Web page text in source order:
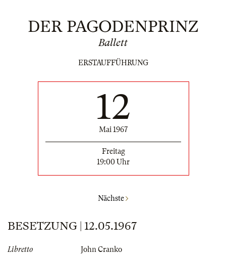
DER PAGODENPRINZ
Ballett
ERSTAUFFÜHRUNG
12
Mai 1967
Freitag
19:00 Uhr
Nächste
BESETZUNG | 12.05.1967
Libretto
John Cranko